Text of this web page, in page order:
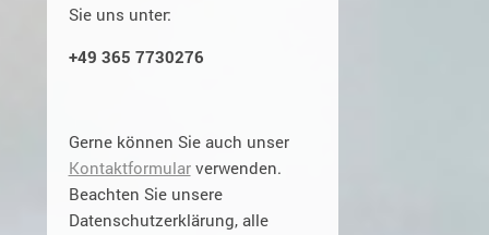
Sie uns unter:
+49 365 7730276
Gerne können Sie auch unser
Kontaktformularverwenden.
Beachten Sie unsere
Datenschutzerklärung, alle